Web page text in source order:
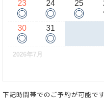
23
◎
24
◎
25
◎
30
◎
31
◎
2026年7月
下記時間帯でのご予約が可能です